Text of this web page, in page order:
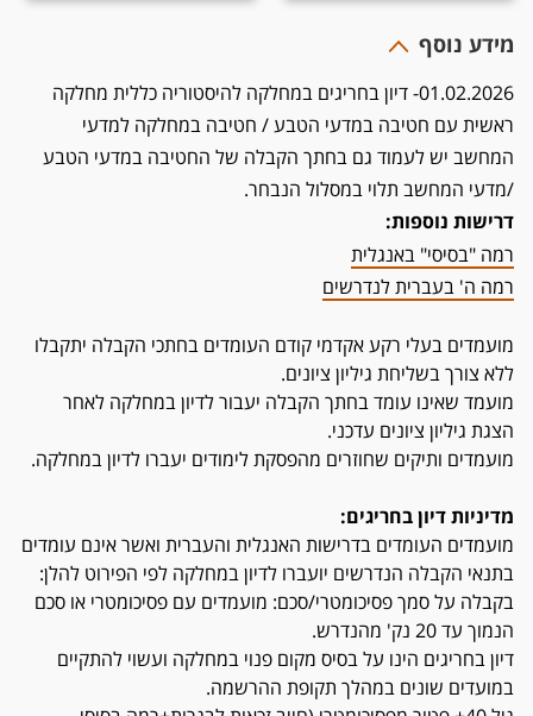
מידע נוסף
01.02.2026- דיון בחריגים במחלקה להיסטוריה כללית מחלקה
ראשית עם חטיבה במדעי הטבע / חטיבה במחלקה למדעי
המחשב יש לעמוד גם בחתך הקבלה של החטיבה במדעי הטבע
/מדעי המחשב תלוי במסלול הנבחר.
דרישות נוספות:
רמה "בסיסי" באנגלית
רמה ה' בעברית לנדרשים
מועמדים בעלי רקע אקדמי קודם העומדים בחתכי הקבלה יתקבלו
ללא צורך בשליחת גיליון ציונים.
מועמד שאינו עומד בחתך הקבלה יעבור לדיון במחלקה לאחר
הצגת גיליון ציונים עדכני.
מועמדים ותיקים שחוזרים מהפסקת לימודים יעברו לדיון במחלקה.
מדיניות דיון בחריגים:
מועמדים העומדים בדרישות האנגלית והעברית ואשר אינם עומדים
בתנאי הקבלה הנדרשים יועברו לדיון במחלקה לפי הפירוט להלן:
בקבלה על סמך פסיכומטרי/סכם: מועמדים עם פסיכומטרי או סכם
הנמוך עד 20 נק' מהנדרש.
דיון בחריגים הינו על בסיס מקום פנוי במחלקה ועשוי להתקיים
במועדים שונים במהלך תקופת ההרשמה.